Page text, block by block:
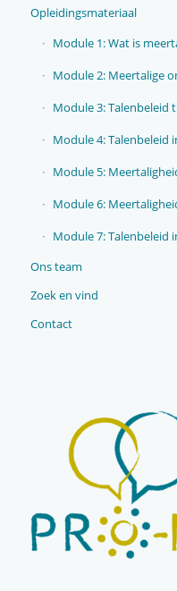
Opleidingsmateriaal
Module 1: Wat is
Module 2: Meertalige
Module 3: Talenbeleid
Module 4: Talenbeleid
Module 5:
Module 6:
Module 7: Talenbeleid
Ons team
Zoek en vind
Contact